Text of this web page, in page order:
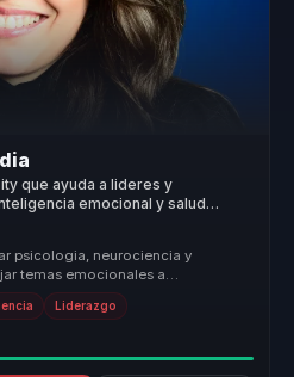
que ayuda a lideres y
emocional y salud
y liderazgo.
psicologia, neurociencia y
temas emocionales a
Liderazgo